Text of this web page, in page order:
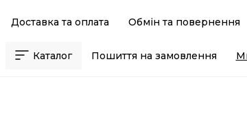
Доставка та оплата Обмін та повернення
Каталог Пошиття на замовлення